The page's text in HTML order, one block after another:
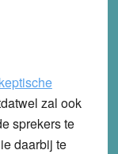
zal ook
sprekers te
daarbij te